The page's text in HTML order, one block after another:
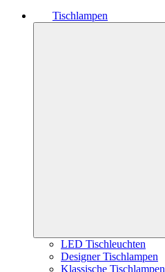
Tischlampen
LED Tischleuchten
Designer Tischlampen
Klassische Tischlampen